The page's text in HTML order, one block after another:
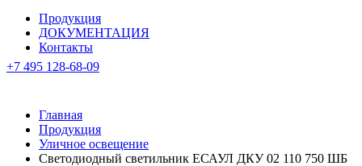
Продукция
ДОКУМЕНТАЦИЯ
Контакты
+7 495 128-68-09
Главная
Продукция
Уличное освещение
Светодиодный светильник ЕСАУЛ ДКУ 02 110 750 ШБ